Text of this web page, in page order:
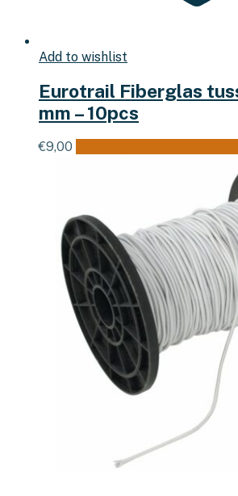
Add to wishlist
Eurotrail Fiberglas
mm – 10pcs
€9,00